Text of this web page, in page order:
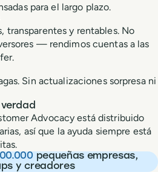
para el largo plazo.
transparentes y rentables. No
— rendimos cuentas a las
Sin actualizaciones sorpresa ni
Advocacy está distribuido
así que la ayuda siempre está
pequeñas empresas,
y creadores